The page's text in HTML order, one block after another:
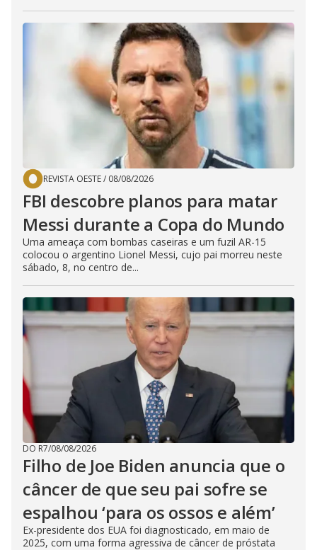
REVISTA OESTE/ 08/08/2026
FBI descobre planos para matar
Messi durante a Copa do Mundo
Uma ameaça com bombas caseiras e um fuzil AR-15
colocou o argentino Lionel Messi, cujo pai morreu neste
sábado, 8, no centro de...
DO R7/08/08/2026
Filho de Joe Biden anuncia que o
câncer de que seu pai sofre se
espalhou ‘para os ossos e além’
Ex-presidente dos EUA foi diagnosticado, em maio de
2025, com uma forma agressiva de câncer de próstata